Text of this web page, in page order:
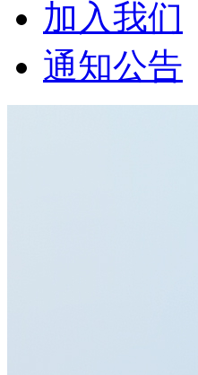
加入我们
通知公告